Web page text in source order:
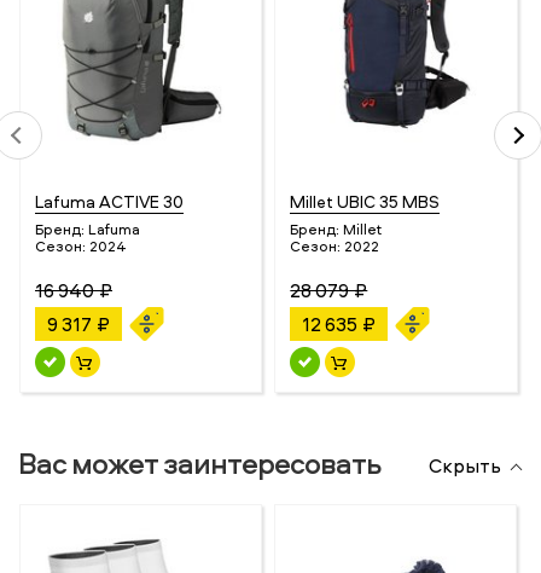
Lafuma ACTIVE 30
Бренд: Lafuma
Сезон: 2024
16 940 ₽
9 317 ₽
Millet UBIC 35 MBS
Бренд: Millet
Сезон: 2022
28 079 ₽
12 635 ₽
Вас может заинтересовать Скрыть